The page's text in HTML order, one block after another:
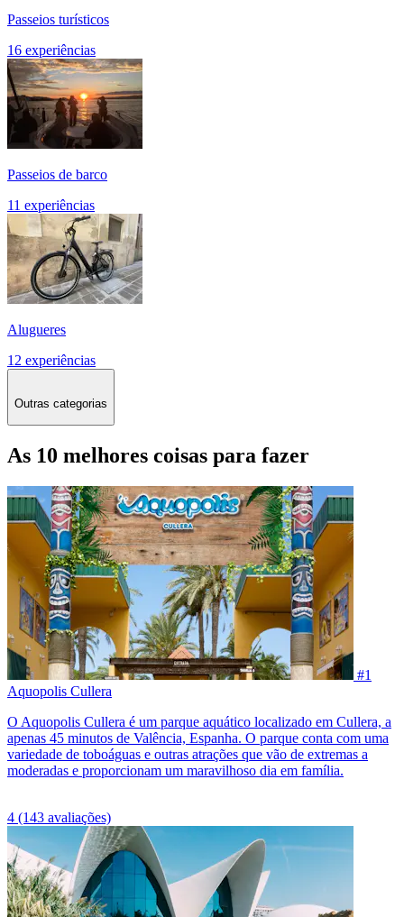
Passeios turísticos
16 experiências
Passeios de barco
11 experiências
Alugueres
12 experiências
Outras categorias
As 10 melhores coisas para fazer
#1
Aquopolis Cullera
O Aquopolis Cullera é um parque aquático localizado em Cullera, a
apenas 45 minutos de Valência, Espanha. O parque conta com uma
variedade de toboáguas e outras atrações que vão de extremas a
moderadas e proporcionam um maravilhoso dia em família.
4 (143 avaliações)